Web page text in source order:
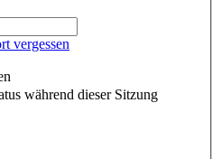
vergessen
während dieser Sitzung